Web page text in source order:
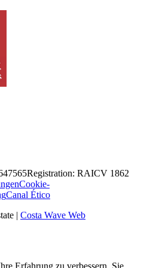
Registration: RAICV 1862
Cookie-
Canal Ético
| Costa Wave Web
Erfahrung zu verbessern. Sie